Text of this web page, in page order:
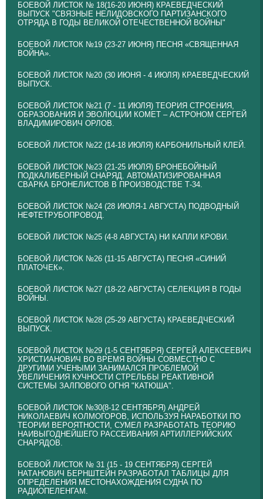
БОЕВОЙ ЛИСТОК № 18(16-20 ИЮНЯ) КРАЕВЕДЧЕСКИЙ
ВЫПУСК "СВЯЗНЫЕ НЕЛИДОВСКОГО ПАРТИЗАНСКОГО
ОТРЯДА В ГОДЫ ВЕЛИКОЙ ОТЕЧЕСТВЕННОЙ ВОЙНЫ"
БОЕВОЙ ЛИСТОК №19 (23-27 ИЮНЯ) ПЕСНЯ «СВЯЩЕННАЯ
ВОЙНА».
БОЕВОЙ ЛИСТОК №20 (30 ИЮНЯ - 4 ИЮЛЯ) КРАЕВЕДЧЕСКИЙ
ВЫПУСК.
БОЕВОЙ ЛИСТОК №21 (7 - 11 ИЮЛЯ) ТЕОРИЯ СТРОЕНИЯ,
ОБРАЗОВАНИЯ И ЭВОЛЮЦИИ КОМЕТ – АСТРОНОМ СЕРГЕЙ
ВЛАДИМИРОВИЧ ОРЛОВ.
БОЕВОЙ ЛИСТОК №22 (14-18 ИЮЛЯ) КАРБОНИЛЬНЫЙ КЛЕЙ.
БОЕВОЙ ЛИСТОК №23 (21-25 ИЮЛЯ) БРОНЕБОЙНЫЙ
ПОДКАЛИБЕРНЫЙ СНАРЯД. АВТОМАТИЗИРОВАННАЯ
СВАРКА БРОНЕЛИСТОВ В ПРОИЗВОДСТВЕ Т-34.
БОЕВОЙ ЛИСТОК №24 (28 ИЮЛЯ-1 АВГУСТА) ПОДВОДНЫЙ
НЕФТЕТРУБОПРОВОД.
БОЕВОЙ ЛИСТОК №25 (4-8 АВГУСТА) НИ КАПЛИ КРОВИ.
БОЕВОЙ ЛИСТОК №26 (11-15 АВГУСТА) ПЕСНЯ «СИНИЙ
ПЛАТОЧЕК».
БОЕВОЙ ЛИСТОК №27 (18-22 АВГУСТА) СЕЛЕКЦИЯ В ГОДЫ
ВОЙНЫ.
БОЕВОЙ ЛИСТОК №28 (25-29 АВГУСТА) КРАЕВЕДЧЕСКИЙ
ВЫПУСК.
БОЕВОЙ ЛИСТОК №29 (1-5 СЕНТЯБРЯ) СЕРГЕЙ АЛЕКСЕЕВИЧ
ХРИСТИАНОВИЧ ВО ВРЕМЯ ВОЙНЫ СОВМЕСТНО С
ДРУГИМИ УЧЕНЫМИ ЗАНИМАЛСЯ ПРОБЛЕМОЙ
УВЕЛИЧЕНИЯ КУЧНОСТИ СТРЕЛЬБЫ РЕАКТИВНОЙ
СИСТЕМЫ ЗАЛПОВОГО ОГНЯ "КАТЮША".
БОЕВОЙ ЛИСТОК №30(8-12 СЕНТЯБРЯ) АНДРЕЙ
НИКОЛАЕВИЧ КОЛМОГОРОВ, ИСПОЛЬЗУЯ НАРАБОТКИ ПО
ТЕОРИИ ВЕРОЯТНОСТИ, СУМЕЛ РАЗРАБОТАТЬ ТЕОРИЮ
НАИВЫГОДНЕЙШЕГО РАССЕИВАНИЯ АРТИЛЛЕРИЙСКИХ
СНАРЯДОВ.
БОЕВОЙ ЛИСТОК № 31 (15 - 19 СЕНТЯБРЯ) СЕРГЕЙ
НАТАНОВИЧ БЕРНШТЕЙН РАЗРАБОТАЛ ТАБЛИЦЫ ДЛЯ
ОПРЕДЕЛЕНИЯ МЕСТОНАХОЖДЕНИЯ СУДНА ПО
РАДИОПЕЛЕНГАМ.